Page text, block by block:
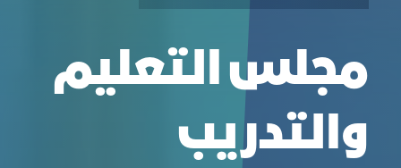
مجلس التعليم
والتدريب